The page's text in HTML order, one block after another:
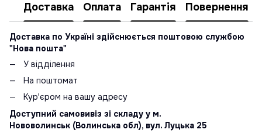
Доставка Оплата Гарантія Повернення
Доставка по Україні здійснюється поштовою службою
"Нова пошта"
У відділення
На поштомат
Кур'єром на вашу адресу
Доступний самовивіз зі складу у м.
Нововолинськ (Волинська обл), вул. Луцька 25